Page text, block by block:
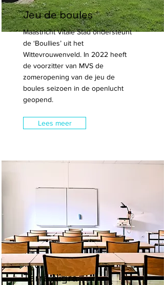
Jeu de boules
Maastricht Vitale Stad ondersteunt
de ‘Boullies’ uit het
Wittevrouwenveld. In 2022 heeft
de voorzitter van MVS de
zomeropening van de jeu de
boules seizoen in de openlucht
geopend.
Lees meer
Terra Nigra